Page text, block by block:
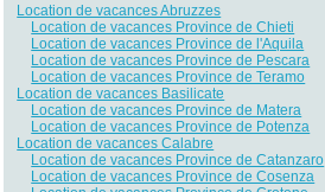
Location de vacances Abruzzes
Location de vacances Province de Chieti
Location de vacances Province de l'Aquila
Location de vacances Province de Pescara
Location de vacances Province de Teramo
Location de vacances Basilicate
Location de vacances Province de Matera
Location de vacances Province de Potenza
Location de vacances Calabre
Location de vacances Province de Catanzaro
Location de vacances Province de Cosenza